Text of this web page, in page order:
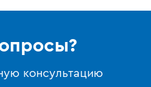
консультацию